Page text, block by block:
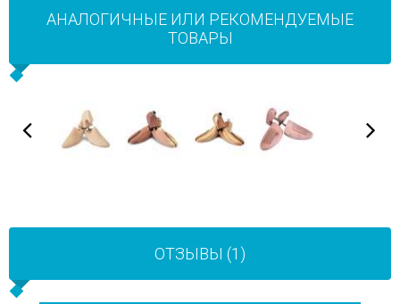
АНАЛОГИЧНЫЕ ИЛИ РЕКОМЕНДУЕМЫЕ
ТОВАРЫ
ОТЗЫВЫ (1)